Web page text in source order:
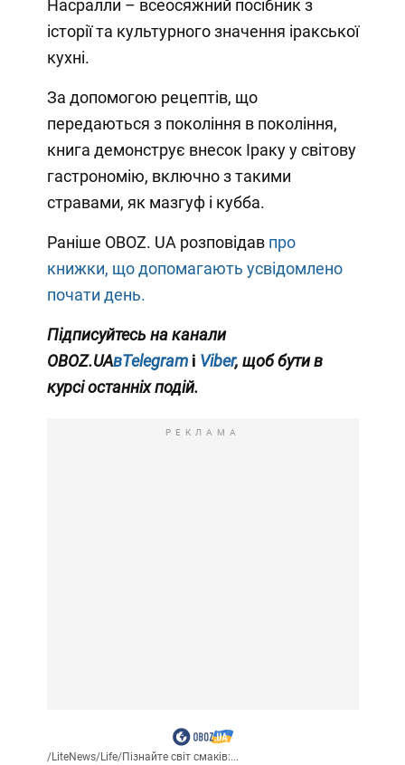
Насралли – всеосяжний посібник з
історії та культурного значення іракської
кухні.
За допомогою рецептів, що
передаються з покоління в покоління,
книга демонструє внесок Іраку у світову
гастрономію, включно з такими
стравами, як мазгуф і кубба.
Раніше OBOZ. UA розповідавпро
книжки, що допомагають усвідомлено
почати день.
Підписуйтесь на канали
OBOZ.UAвTelegramі Viber, щоб бути в
курсі останніх подій.
РЕКЛАМА
/LiteNews/Life/Пізнайте світ смаків:...